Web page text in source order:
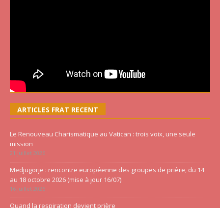
ARTICLES FRAT RECENT
Le Renouveau Charismatique au Vatican : trois voix, une seule
mission
21 juillet 2026
Medjugorje : rencontre européenne des groupes de prière, du 14
au 18 octobre 2026 (mise à jour 16/07)
16 juillet 2026
Quand la respiration devient prière